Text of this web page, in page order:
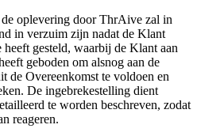
oplevering door ThrAive zal in
in verzuim zijn nadat de Klant
gesteld, waarbij de Klant aan
geboden om alsnog aan de
de Overeenkomst te voldoen en
De ingebrekestelling dient
te worden beschreven, zodat
reageren.